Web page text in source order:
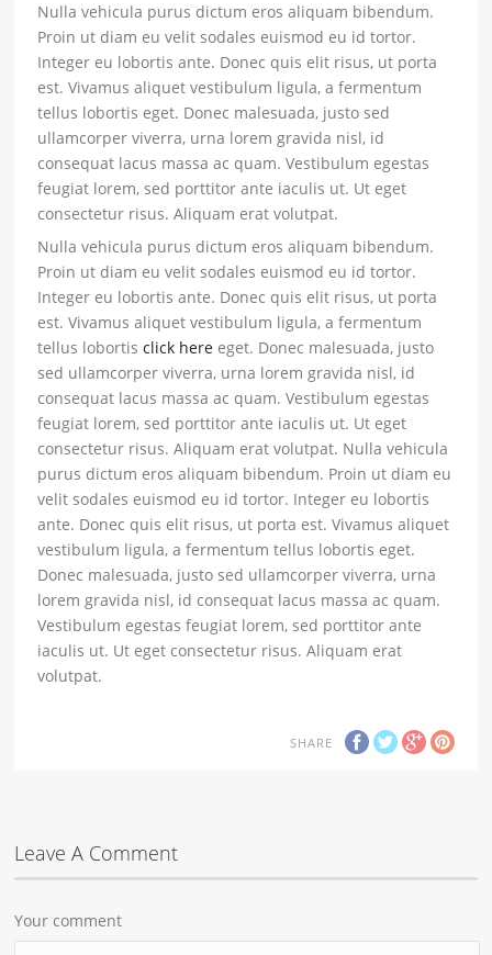
Nulla vehicula purus dictum eros aliquam bibendum.
Proin ut diam eu velit sodales euismod eu id tortor.
Integer eu lobortis ante. Donec quis elit risus, ut porta
est. Vivamus aliquet vestibulum ligula, a fermentum
tellus lobortis eget. Donec malesuada, justo sed
ullamcorper viverra, urna lorem gravida nisl, id
consequat lacus massa ac quam. Vestibulum egestas
feugiat lorem, sed porttitor ante iaculis ut. Ut eget
consectetur risus. Aliquam erat volutpat.
Nulla vehicula purus dictum eros aliquam bibendum.
Proin ut diam eu velit sodales euismod eu id tortor.
Integer eu lobortis ante. Donec quis elit risus, ut porta
est. Vivamus aliquet vestibulum ligula, a fermentum
tellus lobortisclick here eget. Donec malesuada, justo
sed ullamcorper viverra, urna lorem gravida nisl, id
consequat lacus massa ac quam. Vestibulum egestas
feugiat lorem, sed porttitor ante iaculis ut. Ut eget
consectetur risus. Aliquam erat volutpat. Nulla vehicula
purus dictum eros aliquam bibendum. Proin ut diam eu
velit sodales euismod eu id tortor. Integer eu lobortis
ante. Donec quis elit risus, ut porta est. Vivamus aliquet
vestibulum ligula, a fermentum tellus lobortis eget.
Donec malesuada, justo sed ullamcorper viverra, urna
lorem gravida nisl, id consequat lacus massa ac quam.
Vestibulum egestas feugiat lorem, sed porttitor ante
iaculis ut. Ut eget consectetur risus. Aliquam erat
volutpat.
SHARE
Leave A Comment
Your comment